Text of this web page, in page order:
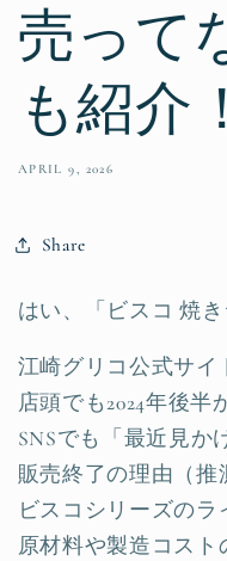
売って
も紹介！
APRIL 9, 2026
Share
はい、「ビスコ 焼
江崎グリコ公式サイ
店頭でも2024年後半
SNSでも「最近見か
販売終了の理由（推
ビスコシリーズのラ
原材料や製造コスト